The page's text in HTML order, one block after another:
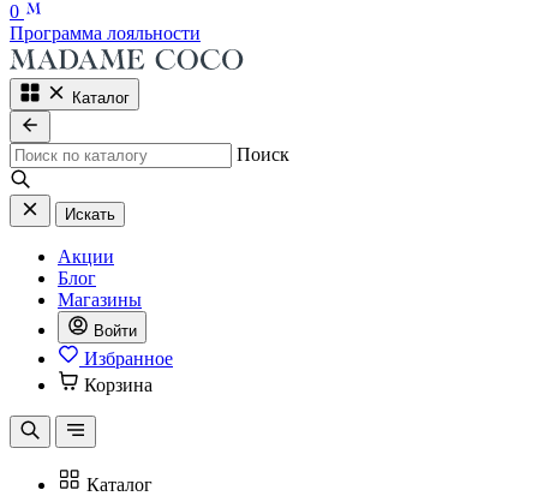
0
Программа лояльности
Каталог
Поиск
Искать
Акции
Блог
Магазины
Войти
Избранное
Корзина
Каталог